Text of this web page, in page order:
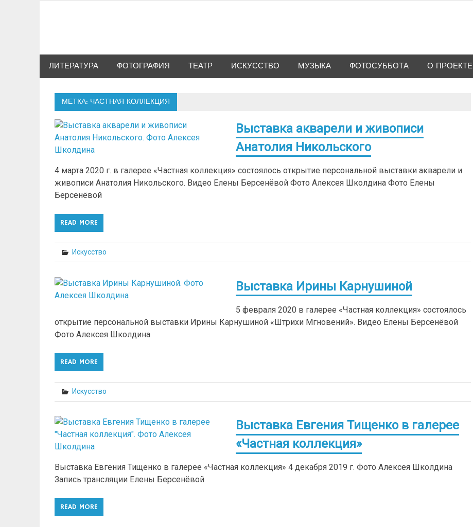
ЛИТЕРАТУРА ФОТОГРАФИЯ ТЕАТР ИСКУССТВО МУЗЫКА ФОТОСУББОТА О ПРОЕКТЕ
МЕТКА: ЧАСТНАЯ КОЛЛЕКЦИЯ
Выставка акварели и живописи
Анатолия Никольского
4 марта 2020 г. в галерее «Частная коллекция» состоялось открытие персональной выставки акварели и
живописи Анатолия Никольского. Видео Елены Берсенёвой Фото Алексея Школдина Фото Елены
Берсенёвой
READ MORE
Искусство
Выставка Ирины Карнушиной
5 февраля 2020 в галерее «Частная коллекция» состоялось
открытие персональной выставки Ирины Карнушиной «Штрихи Мгновений». Видео Елены Берсенёвой
Фото Алексея Школдина
READ MORE
Искусство
Выставка Евгения Тищенко в галерее
«Частная коллекция»
Выставка Евгения Тищенко в галерее «Частная коллекция» 4 декабря 2019 г. Фото Алексея Школдина
Запись трансляции Елены Берсенёвой
READ MORE